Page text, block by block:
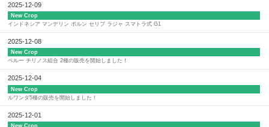
2025-12-09
New Crop
インドネシア マンデリン ポルン セリブ ラジャ スマトラ式 G1
2025-12-08
New Crop
ペルー チリノス組合 2種の販売を開始しました！
2025-12-04
New Crop
ルワンダ5種の販売を開始しました！
2025-12-01
New Crop